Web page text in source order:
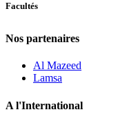
Facultés
Nos partenaires
Al Mazeed
Lamsa
A l'International